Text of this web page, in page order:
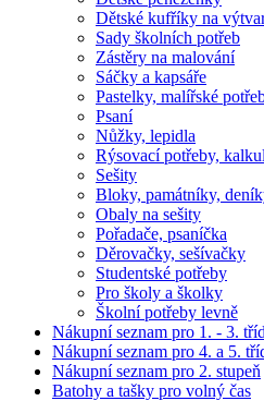
Dětské kufříky na
Sady školních potřeb
Zástěry na malování
Sáčky a kapsáře
Pastelky, malířské
Psaní
Nůžky, lepidla
Rýsovací potřeby,
Sešity
Bloky, památníky,
Obaly na sešity
Pořadače, psaníčka
Děrovačky, sešívačky
Studentské potřeby
Pro školy a školky
Školní potřeby levně
Nákupní seznam pro 1. - 3.
Nákupní seznam pro 4. a 5.
Nákupní seznam pro 2. stupeň
Batohy a tašky pro volný čas